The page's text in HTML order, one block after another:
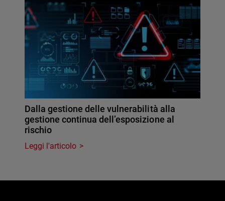
Dalla gestione delle vulnerabilità alla
gestione continua dell’esposizione al
rischio
Leggi l'articolo